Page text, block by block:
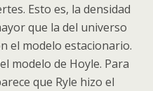
Esto es, la densidad
que la del universo
el modelo estacionario.
modelo de Hoyle. Para
que Ryle hizo el